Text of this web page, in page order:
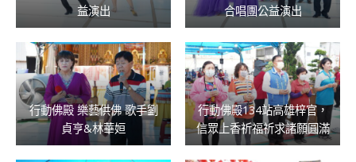
益演出
合唱團公益演出
行動佛殿 樂藝供佛 歌手劉
貞亨&林華姮
行動佛殿134站高雄梓官，
信眾上香祈福祈求諸願圓滿